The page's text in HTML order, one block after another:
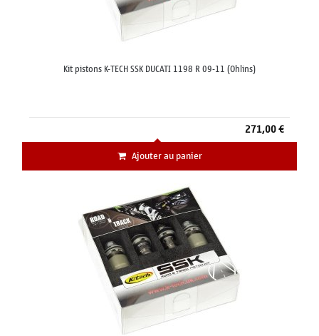
Kit pistons K-TECH SSK DUCATI 1198 R 09-11 (Ohlins)
271,00 €
Ajouter au panier